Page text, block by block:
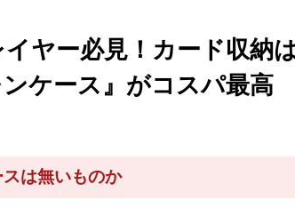
イヤー必見！カード収納
ンケース』がコスパ最高
は無いものか